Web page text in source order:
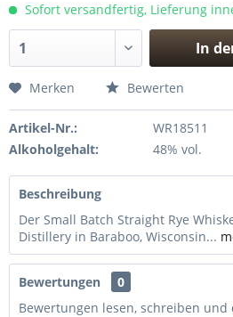
Sofort versandfertig, Lieferung
In
Merken Bewerten
Artikel-Nr.:
WR18511
Alkoholgehalt:
48% vol.
Beschreibung
Der Small Batch Straight Rye
Distillery in Baraboo, Wisconsin...
Bewertungen
0
Bewertungen lesen, schreiben und